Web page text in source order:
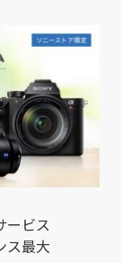
ービス
ス最大